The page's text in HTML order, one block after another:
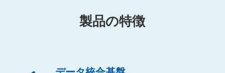
製品の特徴